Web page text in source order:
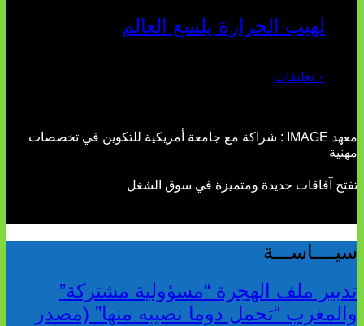
لهيب الحرارة يلسع العالم
٠ تعليقات
معهد IMAGE : شراكة مع جامعة أمريكية للتكوين في تخصصات
مهنية
تفتح آفاقات جديدة ومتميزة في سوق الشغل
سيــــاســـة
تدبير ملف الهجرة “مسؤولية مشتركة”
والمغرب “تحمل دوما نصيبه منها” (مصدر